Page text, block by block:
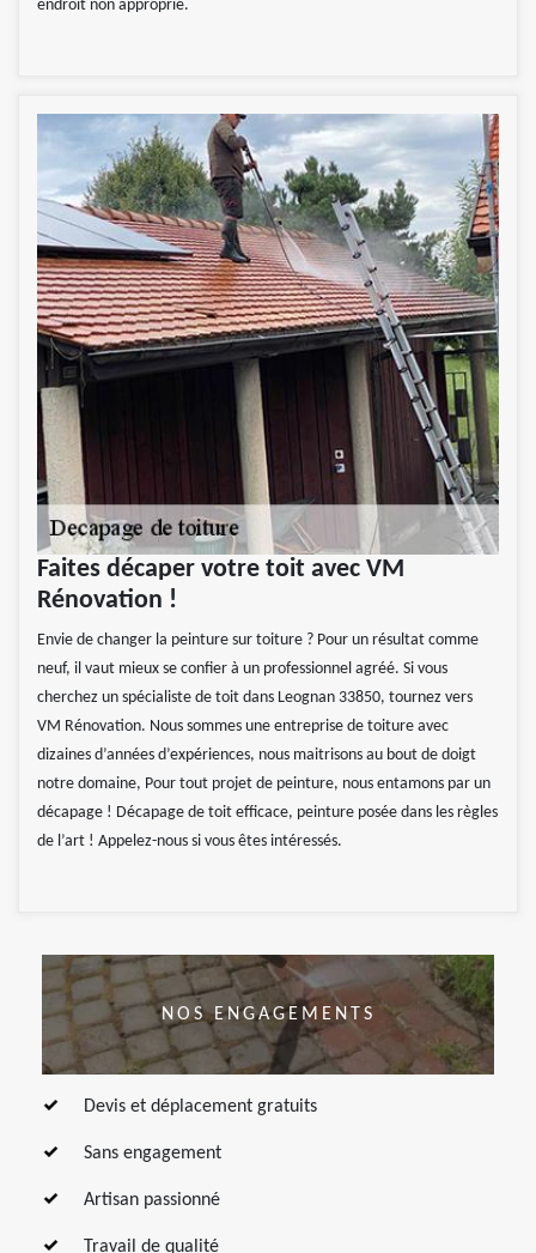
endroit non approprié.
Faites décaper votre toit avec VM
Rénovation !
Envie de changer la peinture sur toiture ? Pour un résultat comme
neuf, il vaut mieux se confier à un professionnel agréé. Si vous
cherchez un spécialiste de toit dans Leognan 33850, tournez vers
VM Rénovation. Nous sommes une entreprise de toiture avec
dizaines d’années d’expériences, nous maitrisons au bout de doigt
notre domaine, Pour tout projet de peinture, nous entamons par un
décapage ! Décapage de toit efficace, peinture posée dans les règles
de l’art ! Appelez-nous si vous êtes intéressés.
NOS ENGAGEMENTS
Devis et déplacement gratuits
Sans engagement
Artisan passionné
Travail de qualité